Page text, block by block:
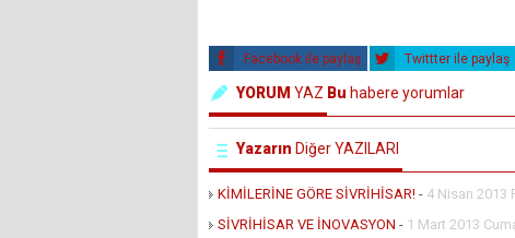
Facebook ile paylaş Twittter ile paylaş
YORUM YAZ Bu habere yorumlar
Yazarın Diğer YAZILARI
KİMİLERİNE GÖRE SİVRİHİSAR! - 4 Nisan 2013
SİVRİHİSAR VE İNOVASYON - 1 Mart 2013